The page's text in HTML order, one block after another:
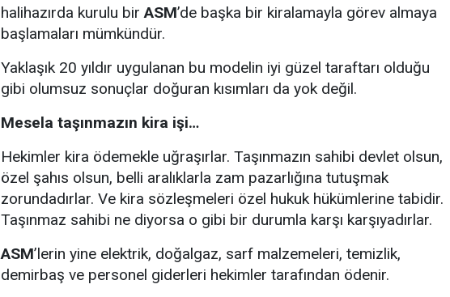
halihazırda kurulu birASM’de başka bir kiralamayla görev almaya
başlamaları mümkündür.
Yaklaşık 20 yıldır uygulanan bu modelin iyi güzel taraftarı olduğu
gibi olumsuz sonuçlar doğuran kısımları da yok değil.
Mesela taşınmazın kira işi…
Hekimler kira ödemekle uğraşırlar. Taşınmazın sahibi devlet olsun,
özel şahıs olsun, belli aralıklarla zam pazarlığına tutuşmak
zorundadırlar. Ve kira sözleşmeleri özel hukuk hükümlerine tabidir.
Taşınmaz sahibi ne diyorsa o gibi bir durumla karşı karşıyadırlar.
ASM’lerin yine elektrik, doğalgaz, sarf malzemeleri, temizlik,
demirbaş ve personel giderleri hekimler tarafından ödenir.